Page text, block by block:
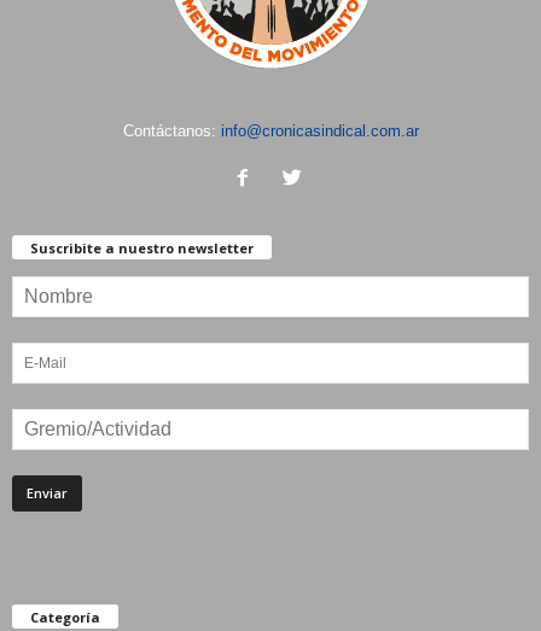
Contáctanos: info@cronicasindical.com.ar
Suscribite a nuestro newsletter
Categoría